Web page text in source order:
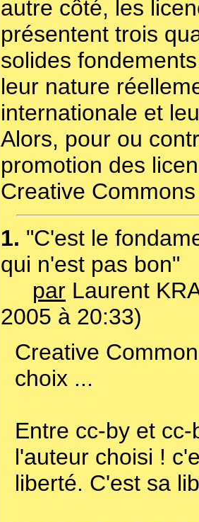
autre côté, les
présentent trois
solides
leur nature
internationale et
Alors, pour ou
promotion des
Creative
1. "C'est le
qui n'est pas bon"
par Laurent
2005 à 20:33)
Creative
choix ...
Entre cc-by et
l'auteur choisi !
liberté. C'est sa